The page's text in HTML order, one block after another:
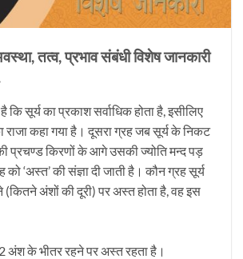
तत्व, प्रभाव संबंधी विशेष जानकारी
है कि सूर्य का प्रकाश सर्वाधिक होता है, इसीलिए
राजा कहा गया है। दूसरा ग्रह जब सूर्य के निकट
प्रचण्ड किरणों के आगे उसकी ज्योति मन्द पड़
‘अस्त’ की संज्ञा दी जाती है। कौन ग्रह सूर्य
अंशों की दूरी) पर अस्त होता है, वह इस
अंश के भीतर रहने पर अस्त रहता है।